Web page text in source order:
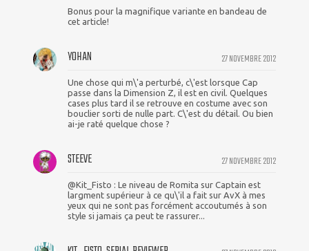
Bonus pour la magnifique variante en bandeau de
cet article!
27 NOVEMBRE 2012
YOHAN
Une chose qui m\'a perturbé, c\'est lorsque Cap
passe dans la Dimension Z, il est en civil. Quelques
cases plus tard il se retrouve en costume avec son
bouclier sorti de nulle part. C\'est du détail. Ou bien
ai-je raté quelque chose ?
27 NOVEMBRE 2012
STEEVE
@Kit_Fisto : Le niveau de Romita sur Captain est
largment supérieur à ce qu\'il a fait sur AvX à mes
yeux qui ne sont pas forcément accoutumés à son
style si jamais ça peut te rassurer...